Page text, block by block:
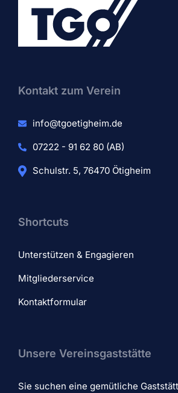
Kontakt zum Verein​
info@tgoetigheim.de
07222 - 91 62 80 (AB)
Schulstr. 5, 76470 Ötigheim
Shortcuts
Unterstützen & Engagieren
Mitgliederservice
Kontaktformular
Unsere Vereinsgaststätte
Sie suchen eine gemütliche